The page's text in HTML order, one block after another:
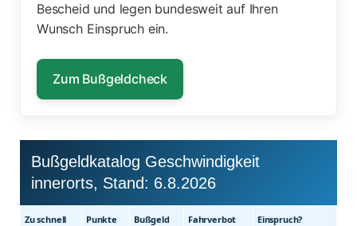
Bescheid und legen bundesweit auf Ihren
Wunsch Einspruch ein.
Zum Bußgeldcheck
Bußgeldkatalog Geschwindigkeit
innerorts, Stand: 6.8.2026
Zu schnell Punkte Buß­geld Fahr­verbot Einspruch?